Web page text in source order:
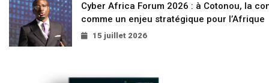
Cyber Africa Forum 2026 : à Cotonou, la
comme un enjeu stratégique pour l’Afrique
15 juillet 2026